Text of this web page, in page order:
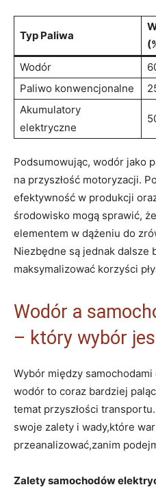
Typ Paliwa
Wodór
Paliwo konwencjonalne
Akumulatory
elektryczne
Podsumowując, ⁢wodór jako
⁢na przyszłość motoryzacji.
efektywność w produkcji
środowisko mogą sprawić,
elementem ⁣w ‌dążeniu do
Niezbędne są jednak dalsze
maksymalizować korzyści‍
Wodór a
– który wybór
Wybór między
wodór‌ to coraz bardziej
⁣temat przyszłości
swoje zalety i wady,które
przeanalizować,zanim
Zalety⁣ samochodów